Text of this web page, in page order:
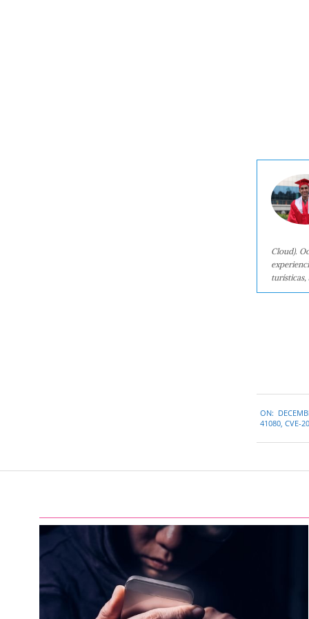
Cloud).
turísticas,
12-
ON:
41080, CVE-